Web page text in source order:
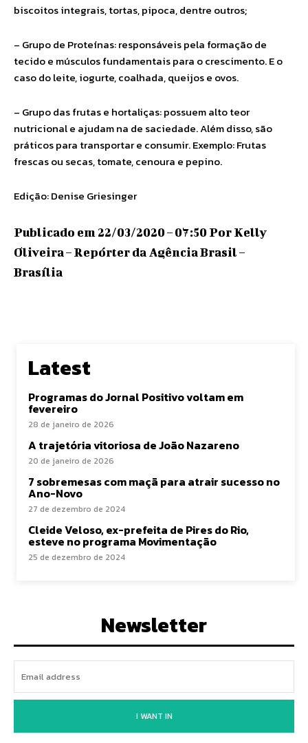
biscoitos integrais, tortas, pipoca, dentre outros;
– Grupo de Proteínas: responsáveis pela formação de
tecido e músculos fundamentais para o crescimento. E o
caso do leite, iogurte, coalhada, queijos e ovos.
– Grupo das frutas e hortaliças: possuem alto teor
nutricional e ajudam na de saciedade. Além disso, são
práticos para transportar e consumir. Exemplo: Frutas
frescas ou secas, tomate, cenoura e pepino.
Edição: Denise Griesinger
Publicado em 22/03/2020 – 07:50 Por Kelly
Oliveira – Repórter da Agência Brasil –
Brasília
Latest
Programas do Jornal Positivo voltam em
fevereiro
28 de janeiro de 2026
A trajetória vitoriosa de João Nazareno
20 de janeiro de 2026
7 sobremesas com maçã para atrair sucesso no
Ano-Novo
27 de dezembro de 2024
Cleide Veloso, ex-prefeita de Pires do Rio,
esteve no programa Movimentação
25 de dezembro de 2024
Newsletter
I WANT IN